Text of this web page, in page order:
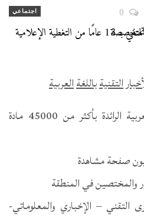
اجتماعي
التقنيةباللغةالعربية
زودت وسائل الإعلام العربية الرائدة بأكثر من 45000 مادة
والمختصين في المنطقة
التقني – الإخباري والمعلوماتي-